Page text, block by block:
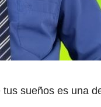
sueños es una